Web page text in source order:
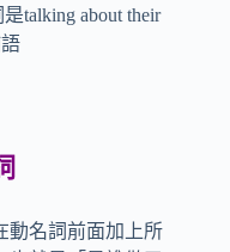
talking about their
動名詞前面加上所